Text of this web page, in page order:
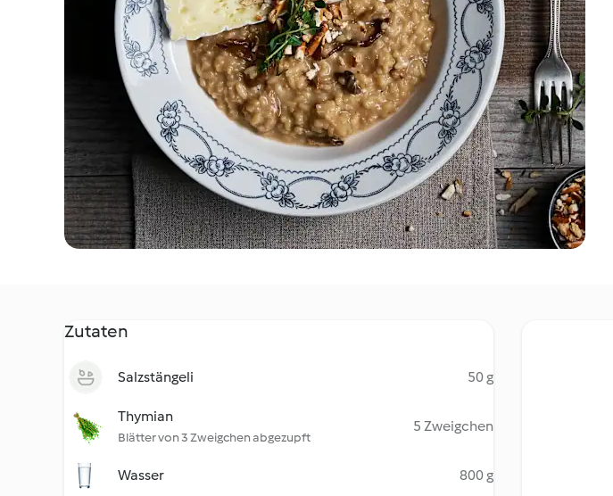
Zutaten
Salzstängeli 50 g
Thymian
Blätter von 3 Zweigchen abgezupft
5 Zweigchen
Wasser 800 g